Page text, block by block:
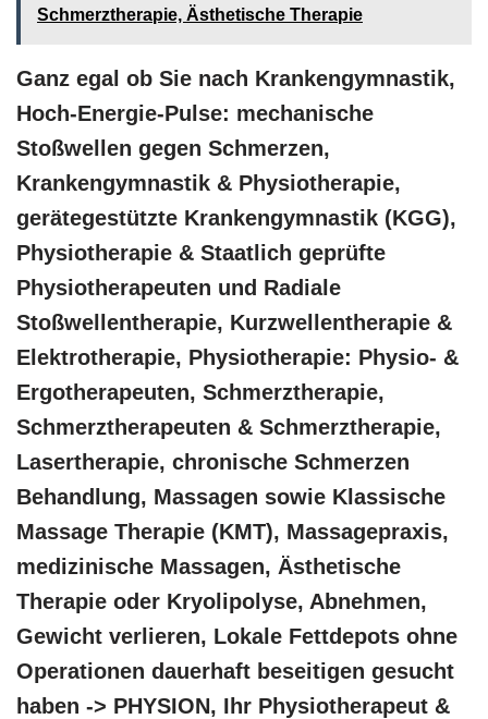
Schmerztherapie, Ästhetische Therapie
Ganz egal ob Sie nach Krankengymnastik,
Hoch-Energie-Pulse: mechanische
Stoßwellen gegen Schmerzen,
Krankengymnastik & Physiotherapie,
gerätegestützte Krankengymnastik (KGG),
Physiotherapie & Staatlich geprüfte
Physiotherapeuten und Radiale
Stoßwellentherapie, Kurzwellentherapie &
Elektrotherapie, Physiotherapie: Physio- &
Ergotherapeuten, Schmerztherapie,
Schmerztherapeuten & Schmerztherapie,
Lasertherapie, chronische Schmerzen
Behandlung, Massagen sowie Klassische
Massage Therapie (KMT), Massagepraxis,
medizinische Massagen, Ästhetische
Therapie oder Kryolipolyse, Abnehmen,
Gewicht verlieren, Lokale Fettdepots ohne
Operationen dauerhaft beseitigen gesucht
haben -> PHYSION, Ihr Physiotherapeut &